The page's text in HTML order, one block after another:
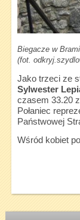
Biegacze w
(fot.
Jako trzeci ze
Sylwester
czasem 33.20
Połaniec
Państwowej
Wśród kobiet